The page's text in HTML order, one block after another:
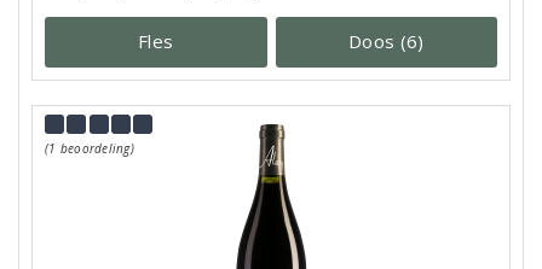
Fles Doos (6)
(1 beoordeling)